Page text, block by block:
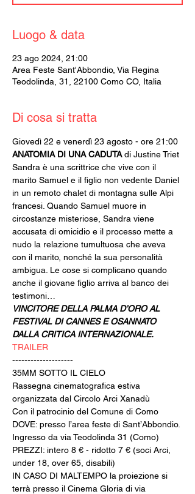
Luogo & data
23 ago 2024, 21:00
Area Feste Sant'Abbondio, Via Regina
Teodolinda, 31, 22100 Como CO, Italia
Di cosa si tratta
Giovedì 22 e venerdì 23 agosto - ore 21:00
ANATOMIA DI UNA CADUTA di Justine Triet
Sandra è una scrittrice che vive con il
marito Samuel e il figlio non vedente Daniel
in un remoto chalet di montagna sulle Alpi
francesi. Quando Samuel muore in
circostanze misteriose, Sandra viene
accusata di omicidio e il processo mette a
nudo la relazione tumultuosa che aveva
con il marito, nonché la sua personalità
ambigua. Le cose si complicano quando
anche il giovane figlio arriva al banco dei
testimoni…
VINCITORE DELLA PALMA D’ORO AL
FESTIVAL DI CANNES E OSANNATO
DALLA CRITICA INTERNAZIONALE.
TRAILER
--------------------
35MM SOTTO IL CIELO
Rassegna cinematografica estiva
organizzata dal Circolo Arci Xanadù
Con il patrocinio del Comune di Como
DOVE: presso l’area feste di Sant’Abbondio.
Ingresso da via Teodolinda 31 (Como)
PREZZI: intero 8 € - ridotto 7 € (soci Arci,
under 18, over 65, disabili)
IN CASO DI MALTEMPO la proiezione si
terrà presso il Cinema Gloria di via